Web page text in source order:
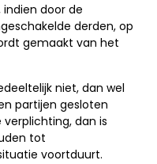
door de
derden, op
gemaakt van het
niet, dan wel
partijen gesloten
dan is
tot
voortduurt.